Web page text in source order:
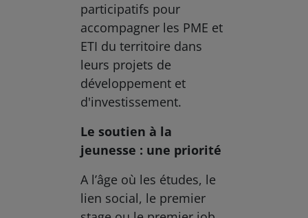
participatifs pour
accompagner les PME et
ETI du territoire dans
leurs projets de
développement et
d'investissement.
Le soutien à la
jeunesse : une priorité
A l’âge où les études, le
lien social, le premier